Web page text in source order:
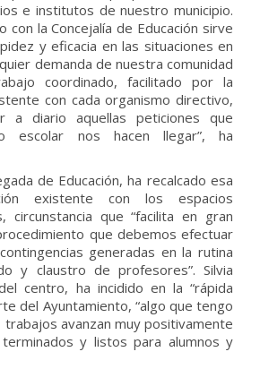
e institutos de nuestro municipio.
con la Concejalía de Educación sirve
y eficacia en las situaciones en
demanda de nuestra comunidad
coordinado, facilitado por la
con cada organismo directivo,
a diario aquellas peticiones que
escolar nos hacen llegar”, ha
de Educación, ha recalcado esa
existente con los espacios
circunstancia que “facilita en gran
que debemos efectuar
generadas en la rutina
y claustro de profesores”. Silvia
centro, ha incidido en la “rápida
del Ayuntamiento, “algo que tengo
avanzan muy positivamente
y listos para alumnos y